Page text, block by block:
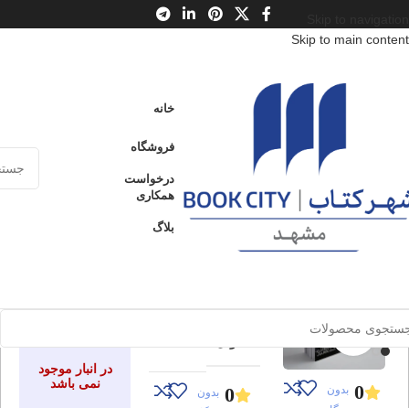
Skip to main content
خانه
فروشگاه
درخواست
همکاری
بلاگ
محصولات / کتاب کودک و نوجوان
برای بزرگنمایی کلیک کنید
0 بدون
دونده‌ی
فرمان
0 بدون
کارت‌های عضو
در انبار موجود
نمی باشد